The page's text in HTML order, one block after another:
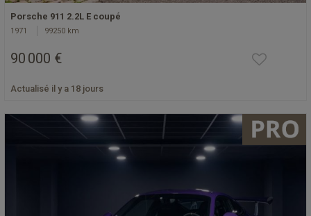
Porsche 911 2.2L E coupé
1971 99250 km
90 000 €
Actualisé il y a 18 jours